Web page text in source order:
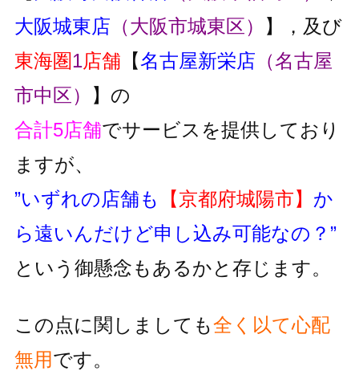
大阪城東店 （大阪市城東区）
】，及び
東海圏1店舗 【名古屋新栄店 （名古屋
市中区）
】の
合計5店舗でサービスを提供しており
ますが、
”いずれの店舗も
【京都府城陽市】 か
ら遠いんだけど申し込み可能なの？”
という御懸念もあるかと存じます。
この点に関しましても全く以て心配
無用です。